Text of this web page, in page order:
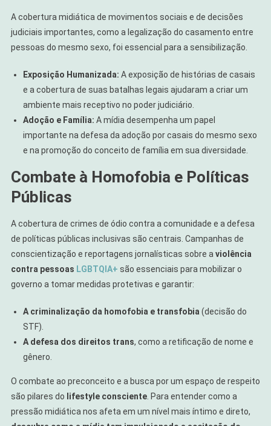
A cobertura midiática de movimentos sociais e de decisões
judiciais importantes, como a legalização do casamento entre
pessoas do mesmo sexo, foi essencial para a sensibilização.
Exposição Humanizada: A exposição de histórias de casais
e a cobertura de suas batalhas legais ajudaram a criar um
ambiente mais receptivo no poder judiciário.
Adoção e Família: A mídia desempenha um papel
importante na defesa da adoção por casais do mesmo sexo
e na promoção do conceito de família em sua diversidade.
Combate à Homofobia e Políticas
Públicas
A cobertura de crimes de ódio contra a comunidade e a defesa
de políticas públicas inclusivas são centrais. Campanhas de
conscientização e reportagens jornalísticas sobre aviolência
contra pessoas LGBTQIA+ são essenciais para mobilizar o
governo a tomar medidas protetivas e garantir:
A criminalização da homofobia e transfobia(decisão do
STF).
A defesa dos direitos trans, como a retificação de nome e
gênero.
O combate ao preconceito e a busca por um espaço de respeito
são pilares do lifestyle consciente. Para entender como a
pressão midiática nos afeta em um nível mais íntimo e direto,